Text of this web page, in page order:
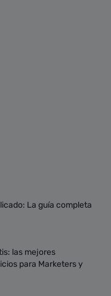
La guía completa
las mejores
para Marketers y